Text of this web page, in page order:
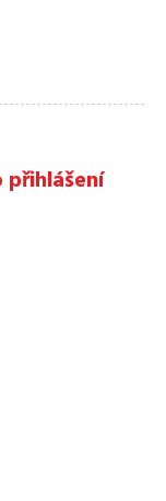
přihlášení